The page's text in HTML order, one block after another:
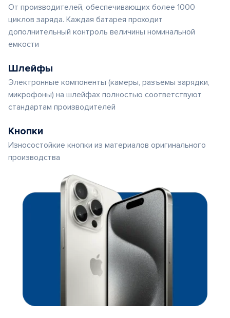
От производителей, обеспечивающих более 1000
циклов заряда. Каждая батарея проходит
дополнительный контроль величины номинальной
емкости
Шлейфы
Электронные компоненты (камеры, разъемы зарядки,
микрофоны) на шлейфах полностью соответствуют
стандартам производителей
Кнопки
Износостойкие кнопки из материалов оригинального
производства